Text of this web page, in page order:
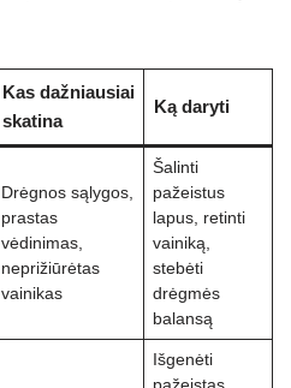
Kas dažniausiai
skatina
Ką daryti
Drėgnos sąlygos,
prastas
vėdinimas,
neprižiūrėtas
vainikas
Šalinti
pažeistus
lapus, retinti
vainiką,
stebėti
drėgmės
balansą
Išgenėti